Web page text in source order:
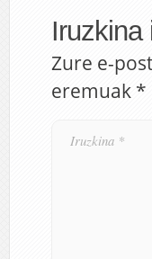
Iruzkina
Zure e-
eremuak *